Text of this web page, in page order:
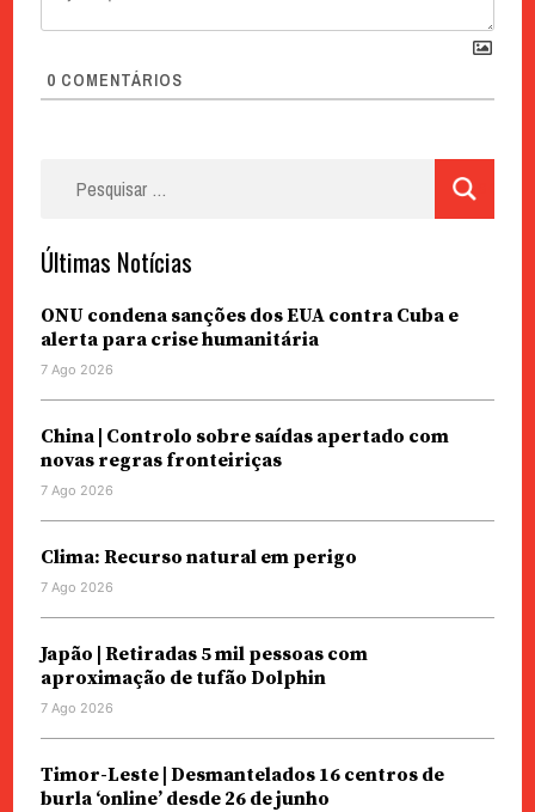
0 COMENTÁRIOS
Últimas Notícias
ONU condena sanções dos EUA contra Cuba e
alerta para crise humanitária
7 Ago 2026
China | Controlo sobre saídas apertado com
novas regras fronteiriças
7 Ago 2026
Clima: Recurso natural em perigo
7 Ago 2026
Japão | Retiradas 5 mil pessoas com
aproximação de tufão Dolphin
7 Ago 2026
Timor-Leste | Desmantelados 16 centros de
burla ‘online’ desde 26 de junho